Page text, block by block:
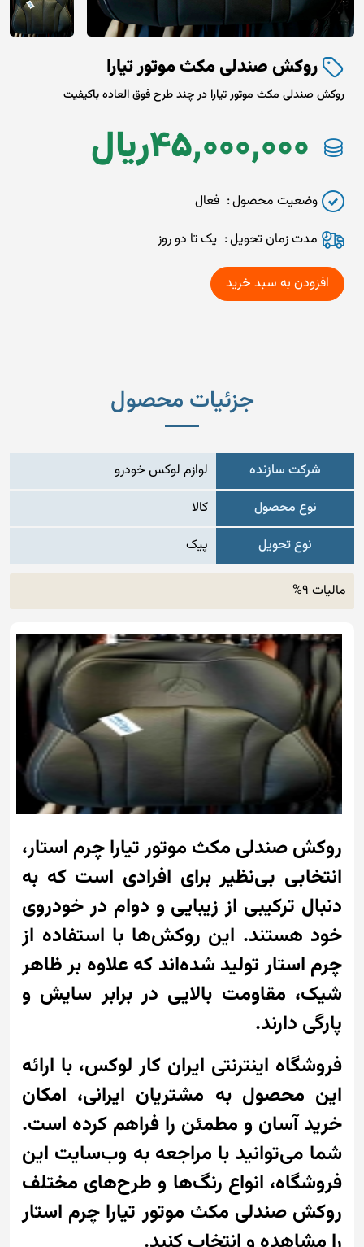
روکش صندلی مکث موتور تیارا
روکش صندلی مکث موتور تیارا در چند طرح فوق العاده باکیفیت
ريال45,000,000
وضعیت محصول
فعال
مدت زمان تحويل
یک تا دو روز
جزئیات محصول
شرکت سازنده
لوازم لوکس خودرو
نوع محصول
کالا
نوع تحویل
پیک
مالیات 9%
روکش صندلی مکث موتور تیارا چرم استار،
انتخابی بی‌نظیر برای افرادی است که به
دنبال ترکیبی از زیبایی و دوام در خودروی
خود هستند. این روکش‌ها با استفاده از
چرم استار تولید شده‌اند که علاوه بر ظاهر
شیک، مقاومت بالایی در برابر سایش و
پارگی دارند.
فروشگاه اینترنتی ایران کار لوکس، با ارائه
این محصول به مشتریان ایرانی، امکان
خرید آسان و مطمئن را فراهم کرده است.
شما می‌توانید با مراجعه به وب‌سایت این
فروشگاه، انواع رنگ‌ها و طرح‌های مختلف
روکش صندلی مکث موتور تیارا چرم استار